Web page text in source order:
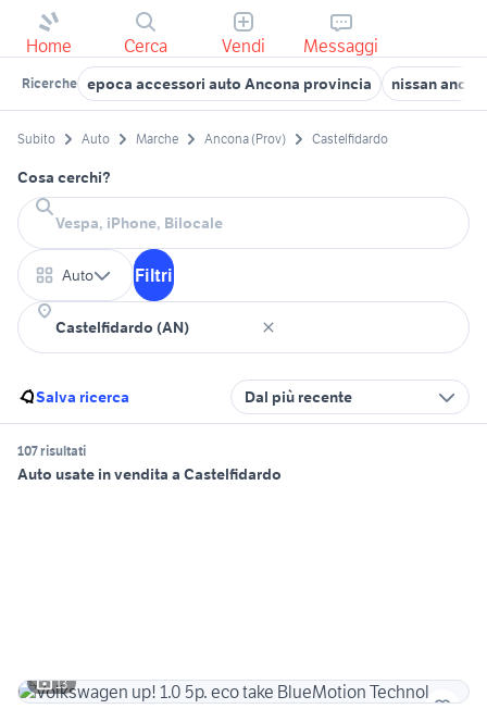
Home Cerca Vendi Messaggi
Ricerche epoca accessori auto Ancona provincia nissan
Subito Auto Marche Ancona (Prov) Castelfidardo
Cosa cerchi?
Auto Filtri
Salva ricerca Dal più recente
107 risultati
Auto usate in vendita a Castelfidardo
13